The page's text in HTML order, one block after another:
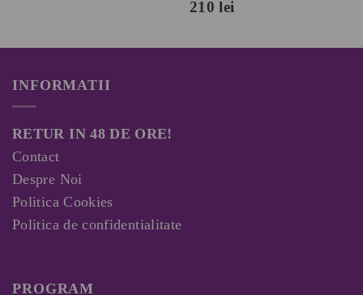
210lei
INFORMATII
RETUR IN 48 DE ORE!
Contact
Despre Noi
Politica Cookies
Politica de confidentialitate
PROGRAM